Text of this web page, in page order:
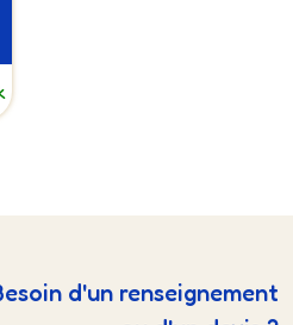
d'un renseignement